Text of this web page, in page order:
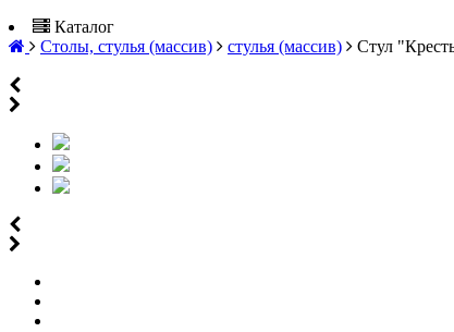
Каталог
Столы, стулья (массив)
стулья (массив) Стул